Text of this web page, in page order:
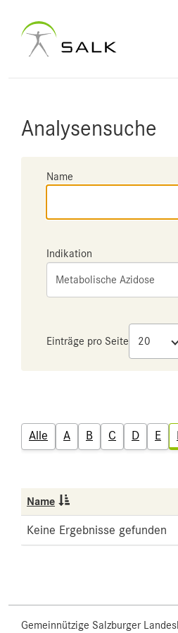
Analysensuche
Name
Indikation
Metabolische Azidose
Einträge pro Seite
Alle A B C D E
Name
Keine Ergebnisse gefunden
Gemeinnützige Salzburger